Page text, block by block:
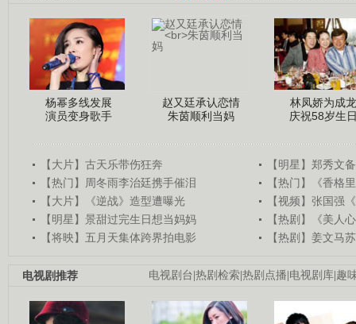
杨幂多线发展
演员变身歌手
赵又廷承认恋情
朱茵顺利当妈
林凤娇为成龙
庆祝58岁生
【大片】古天乐带伤狂奔
【明星】郑秀文
【热门】周冬雨李治廷携手催泪
【热门】《香格
【大片】《逆战》造型遭曝光
【视频】张国强
【明星】景甜过完生日想当妈妈
【热剧】《美人
【将映】五月天集体跨界拍电影
【热剧】姜文马
电视剧台|热剧检索|热剧点播|电视剧库|趣
电视剧推荐